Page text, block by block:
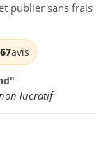
publier sans frais
avis
lucratif